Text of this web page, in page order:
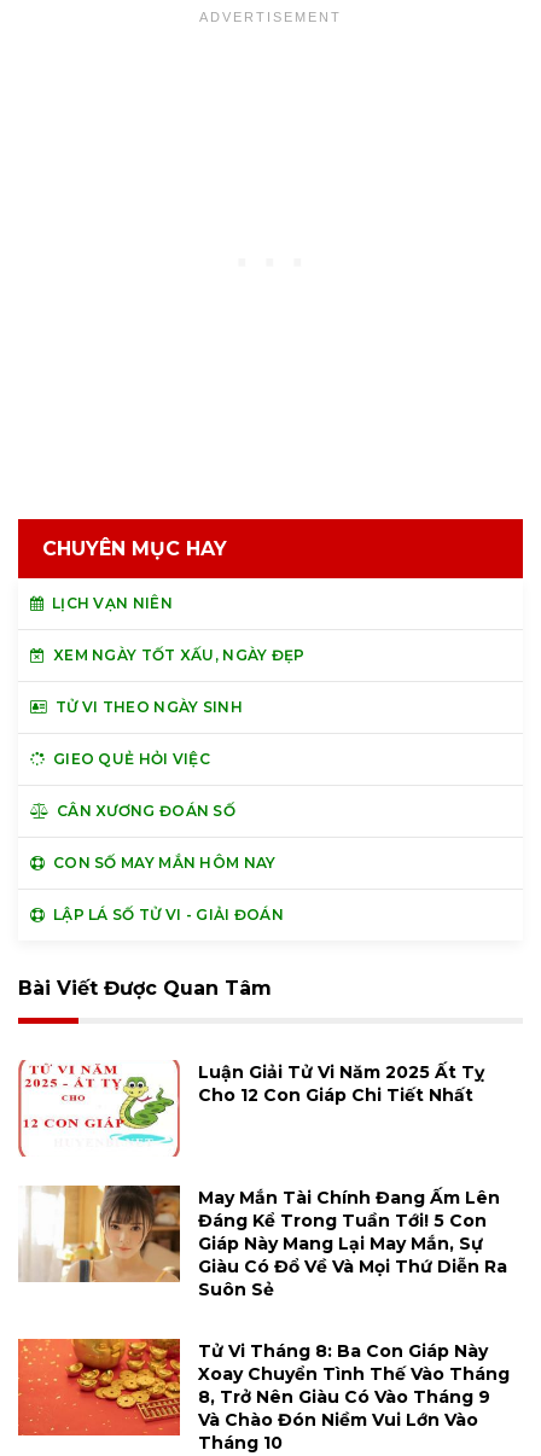
CHUYÊN MỤC HAY
LỊCH VẠN NIÊN
XEM NGÀY TỐT XẤU, NGÀY ĐẸP
TỬ VI THEO NGÀY SINH
GIEO QUẺ HỎI VIỆC
CÂN XƯƠNG ĐOÁN SỐ
CON SỐ MAY MẮN HÔM NAY
LẬP LÁ SỐ TỬ VI - GIẢI ĐOÁN
Bài Viết Được Quan Tâm
Luận Giải Tử Vi Năm 2025 Ất Tỵ
Cho 12 Con Giáp Chi Tiết Nhất
May Mắn Tài Chính Đang Ấm Lên
Đáng Kể Trong Tuần Tới! 5 Con
Giáp Này Mang Lại May Mắn, Sự
Giàu Có Đổ Về Và Mọi Thứ Diễn Ra
Suôn Sẻ
Tử Vi Tháng 8: Ba Con Giáp Này
Xoay Chuyển Tình Thế Vào Tháng
8, Trở Nên Giàu Có Vào Tháng 9
Và Chào Đón Niềm Vui Lớn Vào
Tháng 10